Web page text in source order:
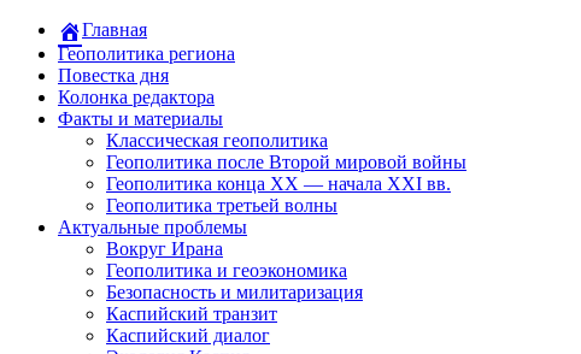
Главная
Геополитика региона
Повестка дня
Колонка редактора
Факты и материалы
Классическая геополитика
Геополитика после Второй мировой войны
Геополитика конца XX — начала XXI вв.
Геополитика третьей волны
Актуальные проблемы
Вокруг Ирана
Геополитика и геоэкономика
Безопасность и милитаризация
Каспийский транзит
Каспийский диалог